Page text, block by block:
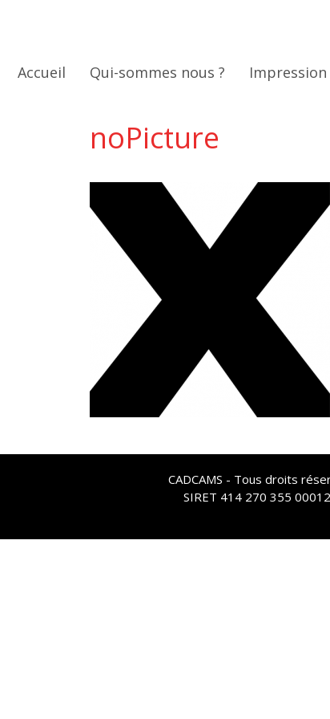
Accueil Qui-sommes nous ? Impression
noPicture
CADCAMS - Tous droits
SIRET 414 270 355